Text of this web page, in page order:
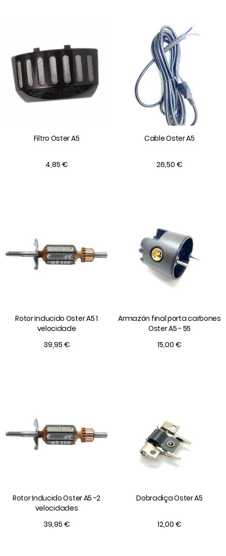
Filtro Oster A5
4,85 €
Cable Oster A5
26,50 €
Rotor Inducido Oster A5 1
velocidade
39,95 €
Armazón final porta carbones
Oster A5 - 55
15,00 €
Rotor Inducido Oster A5 -2
velocidades
39,95 €
Dobradiça Oster A5
12,00 €